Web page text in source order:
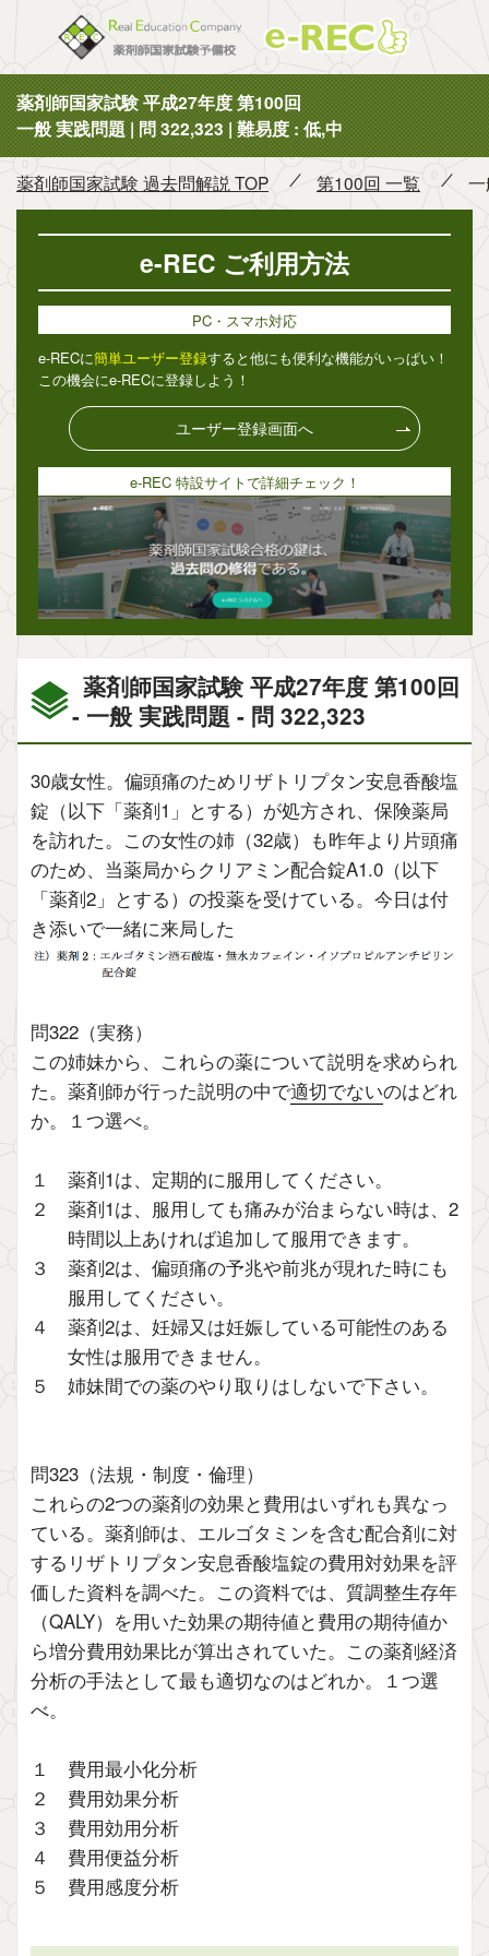
薬剤師国家試験 平成27年度 第100回
一般 実践問題 | 問 322,323 | 難易度 : 低,中
薬剤師国家試験 過去問解説 TOP 第100回 一覧
薬剤師国家試験 平成27年度 第100回
- 一般 実践問題 - 問 322,323
30歳女性。偏頭痛のためリザトリプタン安息香酸塩
錠（以下「薬剤1」とする）が処方され、保険薬局
を訪れた。この女性の姉（32歳）も昨年より片頭痛
のため、当薬局からクリアミン配合錠A1.0（以下
「薬剤2」とする）の投薬を受けている。今日は付
き添いで一緒に来局した
問322（実務）
この姉妹から、これらの薬について説明を求められ
た。薬剤師が行った説明の中で適切でないのはどれ
か。１つ選べ。
１ 薬剤1は、定期的に服用してください。
２ 薬剤1は、服用しても痛みが治まらない時は、2
時間以上あければ追加して服用できます。
３ 薬剤2は、偏頭痛の予兆や前兆が現れた時にも
服用してください。
４ 薬剤2は、妊婦又は妊娠している可能性のある
女性は服用できません。
５ 姉妹間での薬のやり取りはしないで下さい。
問323（法規・制度・倫理）
これらの2つの薬剤の効果と費用はいずれも異なっ
ている。薬剤師は、エルゴタミンを含む配合剤に対
するリザトリプタン安息香酸塩錠の費用対効果を評
価した資料を調べた。この資料では、質調整生存年
（QALY）を用いた効果の期待値と費用の期待値か
ら増分費用効果比が算出されていた。この薬剤経済
分析の手法として最も適切なのはどれか。１つ選
べ。
１ 費用最小化分析
２ 費用効果分析
３ 費用効用分析
４ 費用便益分析
５ 費用感度分析
e-REC ご利用方法
PC・スマホ対応
e-RECに簡単ユーザー登録すると他にも便利な機能がいっぱい！
この機会にe-RECに登録しよう！
ユーザー登録画面へ
e-REC 特設サイトで詳細チェック！